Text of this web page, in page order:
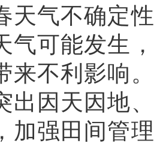
天气不确定性
气可能发生
来不利影响 。
出因天因地
加强田间管